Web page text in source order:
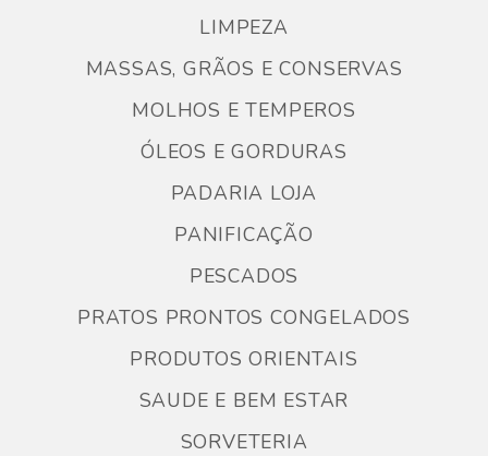
LIMPEZA
MASSAS, GRÃOS E CONSERVAS
MOLHOS E TEMPEROS
ÓLEOS E GORDURAS
PADARIA LOJA
PANIFICAÇÃO
PESCADOS
PRATOS PRONTOS CONGELADOS
PRODUTOS ORIENTAIS
SAUDE E BEM ESTAR
SORVETERIA